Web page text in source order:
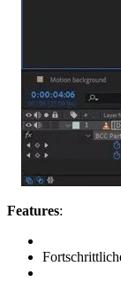
Features: